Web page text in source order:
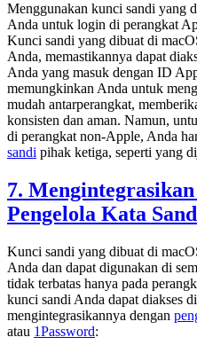
Menggunakan kunci sandi yang
Anda untuk login di perangkat
Kunci sandi yang dibuat di
Anda, memastikannya dapat
Anda yang masuk dengan ID
memungkinkan Anda untuk
mudah antarperangkat,
konsisten dan aman. Namun,
di perangkat non-Apple, Anda
sandi pihak ketiga, seperti yang
7.
Pengelola Kata
Kunci sandi yang dibuat di
Anda dan dapat digunakan di
tidak terbatas hanya pada
kunci sandi Anda dapat diakses
mengintegrasikannya dengan
atau 1Password: